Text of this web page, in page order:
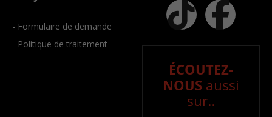
- Formulaire de demande
- Politique de traitement
ÉCOUTEZ-
NOUS aussi
sur..